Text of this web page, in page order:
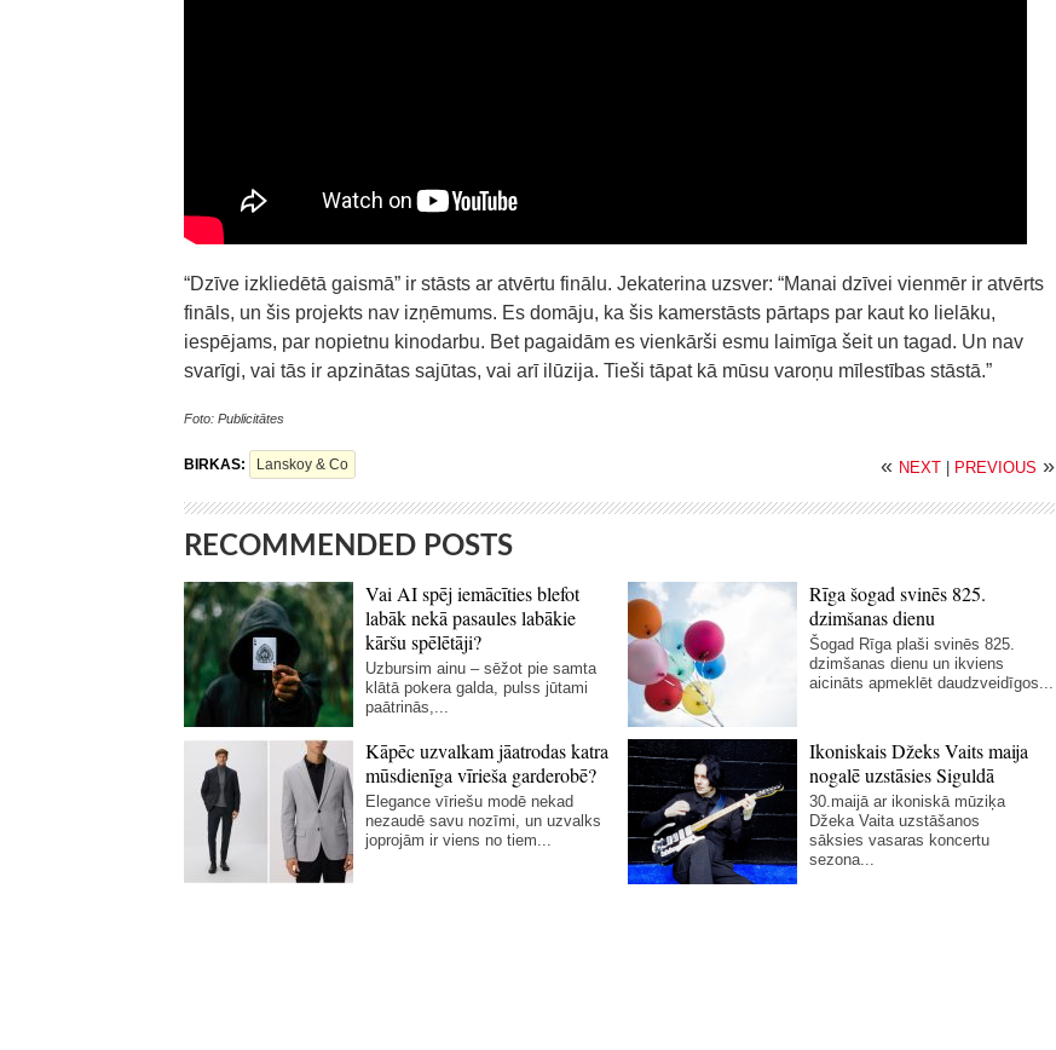
“Dzīve izkliedētā gaismā” ir stāsts ar atvērtu finālu. Jekaterina uzsver: “Manai dzīvei vienmēr ir atvērts
fināls, un šis projekts nav izņēmums. Es domāju, ka šis kamerstāsts pārtaps par kaut ko lielāku,
iespējams, par nopietnu kinodarbu. Bet pagaidām es vienkārši esmu laimīga šeit un tagad. Un nav
svarīgi, vai tās ir apzinātas sajūtas, vai arī ilūzija. Tieši tāpat kā mūsu varoņu mīlestības stāstā.”
Foto: Publicitātes
BIRKAS: Lanskoy & Co « NEXT PREVIOUS »
RECOMMENDED POSTS
Vai AI spēj iemācīties blefot
labāk nekā pasaules labākie
kāršu spēlētāji?
Uzbursim ainu – sēžot pie samta
klātā pokera galda, pulss jūtami
paātrinās,...
Rīga šogad svinēs 825.
dzimšanas dienu
Šogad Rīga plaši svinēs 825.
dzimšanas dienu un ikviens
aicināts apmeklēt daudzveidīgos...
Kāpēc uzvalkam jāatrodas katra
mūsdienīga vīrieša garderobē?
Elegance vīriešu modē nekad
nezaudē savu nozīmi, un uzvalks
joprojām ir viens no tiem...
Ikoniskais Džeks Vaits maija
nogalē uzstāsies Siguldā
30.maijā ar ikoniskā mūziķa
Džeka Vaita uzstāšanos
sāksies vasaras koncertu
sezona...